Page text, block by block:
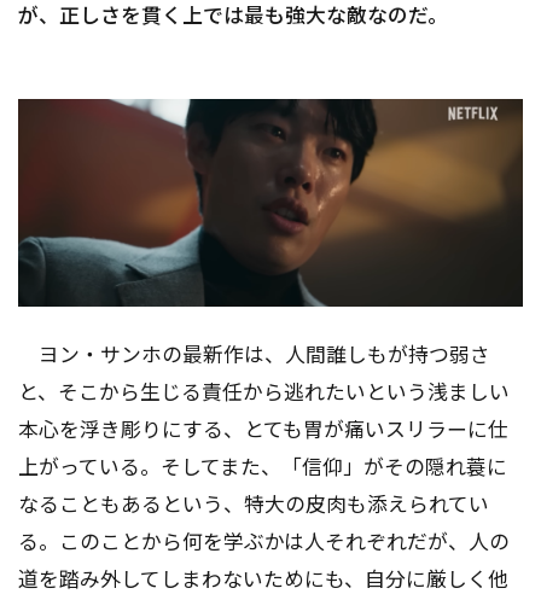
が、正しさを貫く上では最も強大な敵なのだ。
ヨン・サンホの最新作は、人間誰しもが持つ弱さ
と、そこから生じる責任から逃れたいという浅ましい
本心を浮き彫りにする、とても胃が痛いスリラーに仕
上がっている。そしてまた、「信仰」がその隠れ蓑に
なることもあるという、特大の皮肉も添えられてい
る。このことから何を学ぶかは人それぞれだが、人の
道を踏み外してしまわないためにも、自分に厳しく他